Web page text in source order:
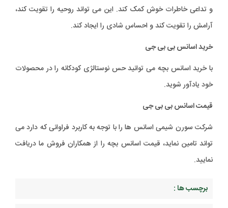
و تداعی خاطرات خوش کمک کند. این می تواند روحیه را تقویت کند،
آرامش را تقویت کند و احساس شادی را ایجاد کند.
خرید اسانس بی بی جی
با خرید اسانس بچه می توانید حس نوستالژی کودکانه را در محصولات
خود یادآور شوید.
قیمت اسانس بی بی جی
شرکت سورن شیمی اسانس ها را با توجه به کاربرد فراوانی که دارد می
تواند تامین نماید، قیمت اسانس بچه را از همکاران فروش ما دریافت
نمایید.
برچسب ها :